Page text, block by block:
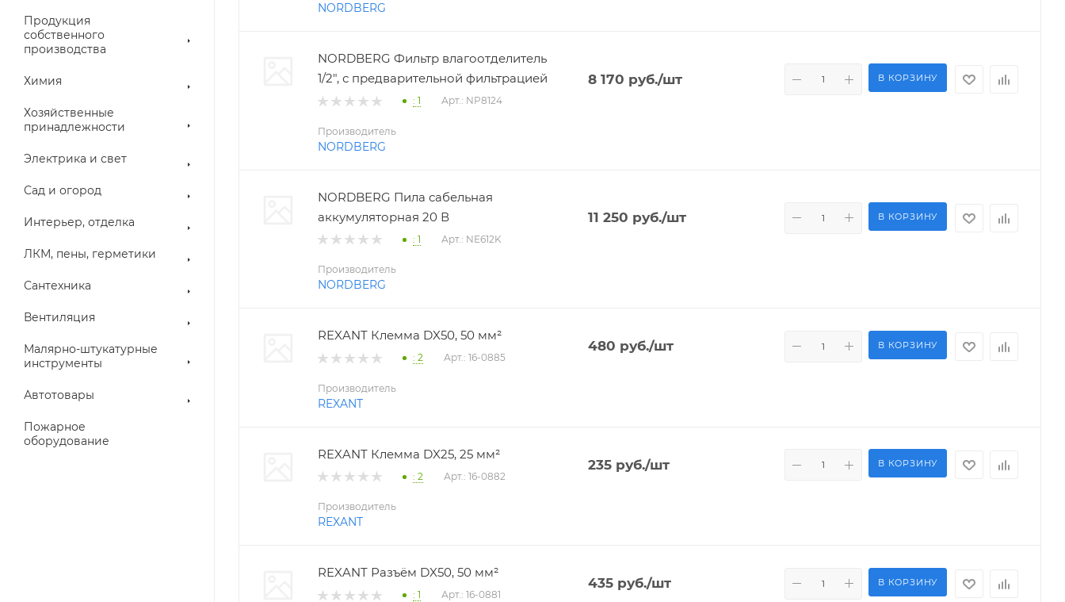
Продукция
собственного
производства
Химия
Хозяйственные
принадлежности
Электрика и свет
Сад и огород
Интерьер, отделка
ЛКМ, пены, герметики
Сантехника
Вентиляция
Малярно-штукатурные
инструменты
Автотовары
Пожарное
оборудование
NORDBERG
NORDBERG Фильтр влагоотделитель
1/2", с предварительной фильтрацией
: 1 Арт.: NP8124
8 170 руб./шт В КОРЗИНУ
Производитель
NORDBERG
NORDBERG Пила сабельная
аккумуляторная 20 В
: 1 Арт.: NE612K
11 250 руб./шт В КОРЗИНУ
Производитель
NORDBERG
REXANT Клемма DX50, 50 мм²
: 2 Арт.: 16-0885
480 руб./шт В КОРЗИНУ
Производитель
REXANT
REXANT Клемма DX25, 25 мм²
: 2 Арт.: 16-0882
235руб./шт В КОРЗИНУ
Производитель
REXANT
REXANT Разъём DX50, 50 мм²
: 1 Арт.: 16-0881
435руб./шт В КОРЗИНУ